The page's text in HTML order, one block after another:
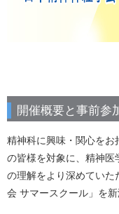
開催概要と事前参
精神科に興味・関心を
の皆様を対象に、精神
の理解をより深めてい
会 サマースクール」を新